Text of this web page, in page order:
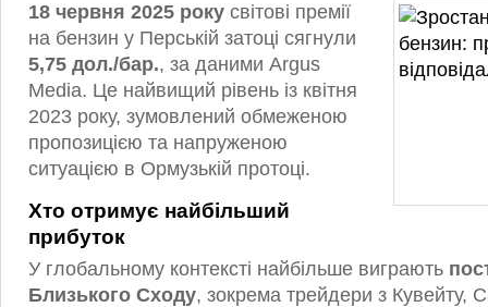
18 червня 2025 року світові премії
на бензин у Перській затоці сягнули
5,75 дол./бар., за даними Argus
Media. Це найвищий рівень із квітня
2023 року, зумовлений обмеженою
пропозицією та напруженою
ситуацією в Ормузькій протоці.
Хто отримує найбільший
прибуток
У глобальному контексті найбільше виграють
Близького Сходу, зокрема трейдери з Кувейту,